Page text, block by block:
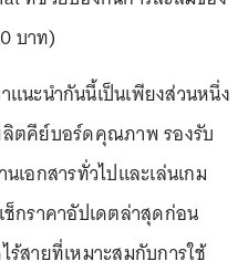
บาท)
แนะนำกันนี้เป็นเพียงส่วนหนึ่ง
ตคีย์บอร์ดคุณภาพ รองรับ
เอกสารทั่วไปและเล่นเกม
กราคาอัปเดตล่าสุดก่อน
สายที่เหมาะสมกับการใช้